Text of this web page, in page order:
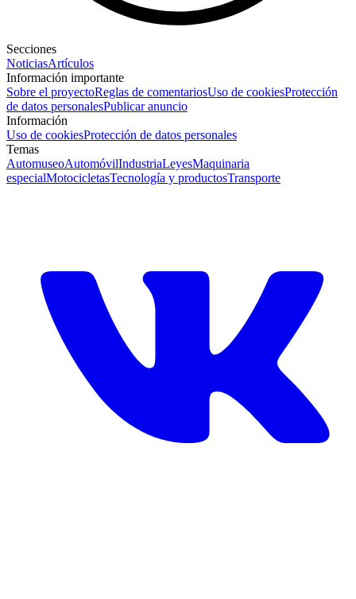
Secciones
NoticiasArtículos
Información importante
Sobre el proyectoReglas de comentariosUso de cookiesProtección
de datos personalesPublicar anuncio
Información
Uso de cookiesProtección de datos personales
Temas
AutomuseoAutomóvilIndustriaLeyesMaquinaria
especialMotocicletasTecnología y productosTransporte